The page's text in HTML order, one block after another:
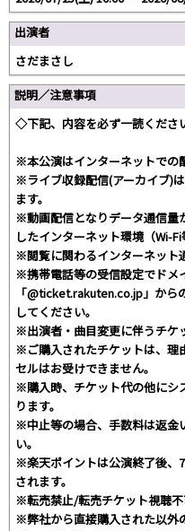
出演者
さだまさし
説明／注意事項
◇下記、内容を必ず一読くださ
※本公演はインターネットでの
※ライブ収録配信(アーカイブ)
ます。
※動画配信となりデータ通信量
したインターネット環境（Wi-
※閲覧に関わるインターネット
※携帯電話等の受信設定でドメ
「@ticket.rakuten.co.jp」から
してください。
※出演者・曲目変更に伴うチケ
※ご購入されたチケットは、理
セルはお受けできません。
※購入時、チケット代の他にシ
ります。
※中止等の場合、手数料は返金
い。
※楽天ポイントは公演終了後、
されます。
※転売禁止/転売チケット視聴不
※弊社から直接購入された以外